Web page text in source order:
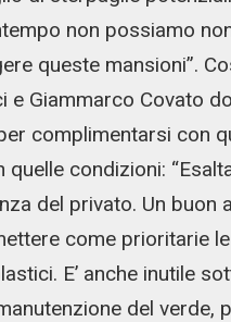
non possiamo
queste mansioni”.
e Giammarco Covato
complimentarsi con
quelle condizioni:
del privato. Un
come prioritarie
E’ anche inutile
del verde,